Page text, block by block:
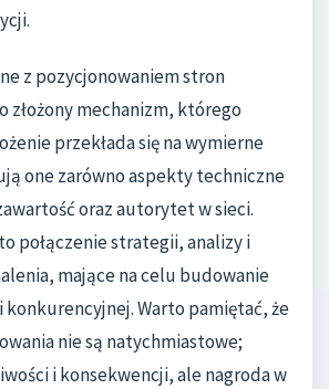
z pozycjonowaniem stron
mechanizm, którego
przekłada się na wymierne
one zarówno aspekty techniczne
oraz autorytet w sieci.
połączenie strategii, analizy i
mające na celu budowanie
konkurencyjnej. Warto pamiętać, że
nie są natychmiastowe;
i konsekwencji, ale nagroda w